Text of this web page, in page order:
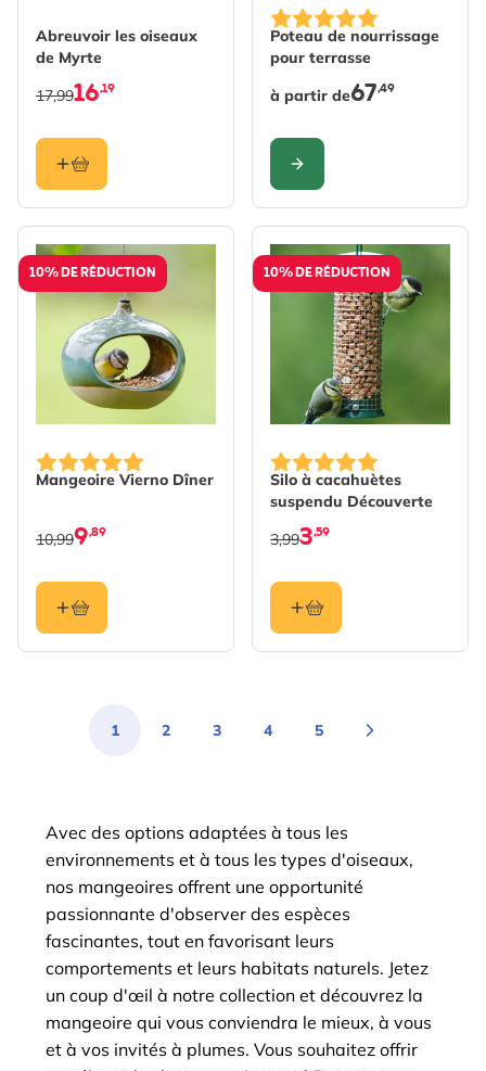
Abreuvoir les oiseaux
de Myrte
16,19
17,99
Poteau de nourrissage
pour terrasse
The price depends on the
à partir de67,49
CONFIGURER
10% DE RÉDUCTION
Mangeoire Vierno Dîner
9,89
10,99
10% DE RÉDUCTION
Silo à cacahuètes
suspendu Découverte
3,59
3,99
You're currently reading page
1 Page
2 Page
3 Page
4 Page
5
Avec des options adaptées à tous les
environnements et à tous les types d'oiseaux,
nos mangeoires offrent une opportunité
passionnante d'observer des espèces
fascinantes, tout en favorisant leurs
comportements et leurs habitats naturels. Jetez
un coup d'œil à notre collection et découvrez la
mangeoire qui vous conviendra le mieux, à vous
et à vos invités à plumes. Vous souhaitez offrir